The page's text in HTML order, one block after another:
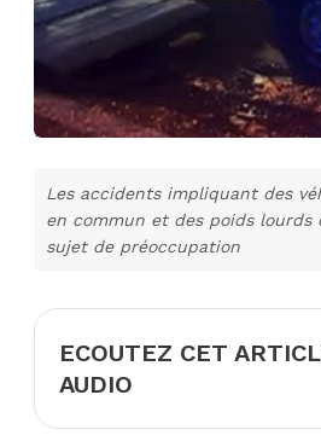
Les accidents impliquant des
en commun et des poids lourds
sujet de préoccupation
ECOUTEZ CET
AUDIO